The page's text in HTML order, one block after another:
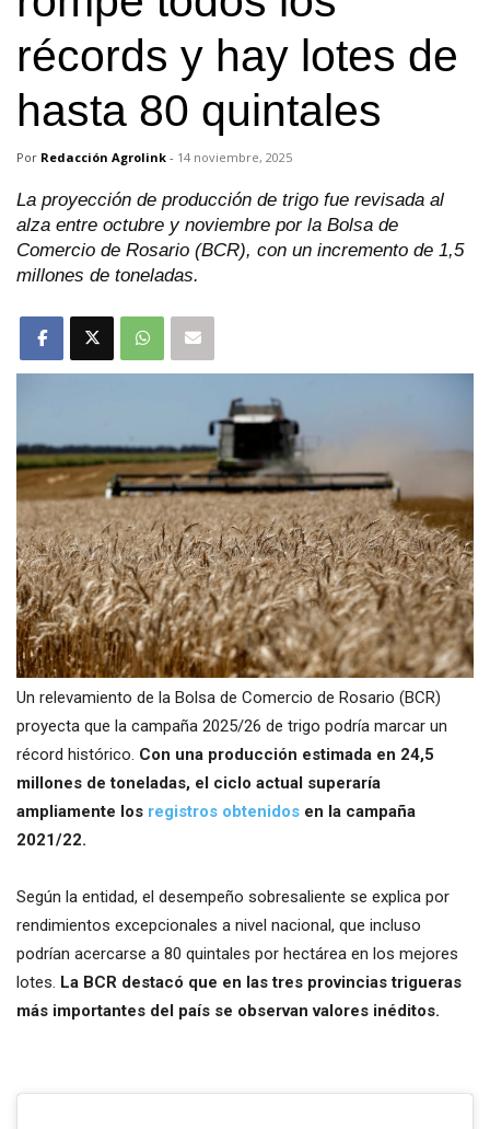
récords y hay lotes de
hasta 80 quintales
Por Redacción Agrolink - 14 noviembre, 2025
La proyección de producción de trigo fue revisada al
alza entre octubre y noviembre por la Bolsa de
Comercio de Rosario (BCR), con un incremento de 1,5
millones de toneladas.
Un relevamiento de la Bolsa de Comercio de Rosario (BCR)
proyecta que la campaña 2025/26 de trigo podría marcar un
récord histórico. Con una producción estimada en 24,5
millones de toneladas, el ciclo actual superaría
ampliamente los registros obtenidos en la campaña
2021/22.
Según la entidad, el desempeño sobresaliente se explica por
rendimientos excepcionales a nivel nacional, que incluso
podrían acercarse a 80 quintales por hectárea en los mejores
lotes. La BCR destacó que en las tres provincias trigueras
más importantes del país se observan valores inéditos.